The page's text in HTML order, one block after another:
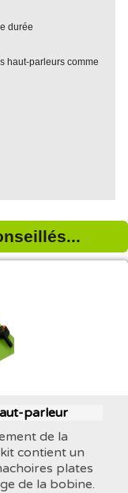
durée
haut-parleurs comme
parleur
de la
contient un
plates
de la bobine.